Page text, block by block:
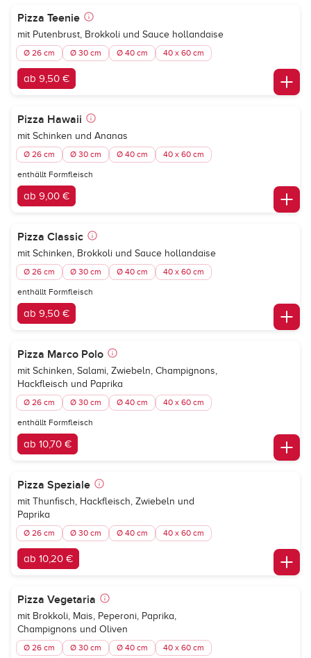
Pizza Teenie
mit Putenbrust, Brokkoli und Sauce hollandaise
Ø 26 cm Ø 30 cm Ø 40 cm 40 x 60 cm
ab 9,50 €
Pizza Hawaii
mit Schinken und Ananas
Ø 26 cm Ø 30 cm Ø 40 cm 40 x 60 cm
enthällt Formfleisch
ab 9,00 €
Pizza Classic
mit Schinken, Brokkoli und Sauce hollandaise
Ø 26 cm Ø 30 cm Ø 40 cm 40 x 60 cm
enthällt Formfleisch
ab 9,50 €
Pizza Marco Polo
mit Schinken, Salami, Zwiebeln, Champignons,
Hackfleisch und Paprika
Ø 26 cm Ø 30 cm Ø 40 cm 40 x 60 cm
enthällt Formfleisch
ab 10,70 €
Pizza Speziale
mit Thunfisch, Hackfleisch, Zwiebeln und
Paprika
Ø 26 cm Ø 30 cm Ø 40 cm 40 x 60 cm
ab 10,20 €
Pizza Vegetaria
mit Brokkoli, Mais, Peperoni, Paprika,
Champignons und Oliven
Ø 26 cm Ø 30 cm Ø 40 cm 40 x 60 cm